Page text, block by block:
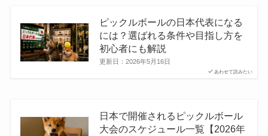
あわせて読みたい
ピックルボールの日本代表になる
には？選ばれる条件や目指し方を
初心者にも解説
更新日： 2026年5月16日
日本で開催されるピックルボール
大会のスケジュール一覧【2026年